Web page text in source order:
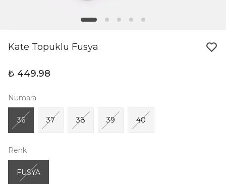
Kate Topuklu Fusya
₺ 449.98
Numara
36 37 38 39 40
Renk
FUSYA